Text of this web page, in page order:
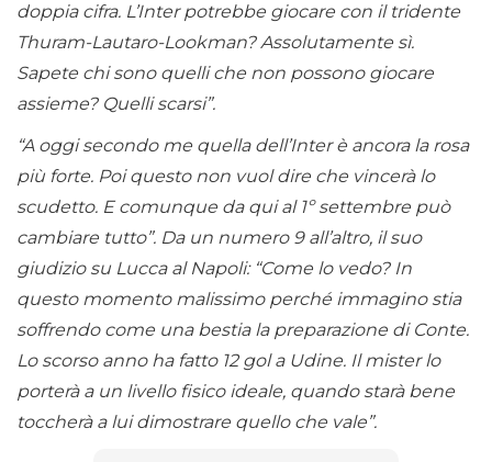
doppia cifra. L’Inter potrebbe giocare con il tridente
Thuram-Lautaro-Lookman? Assolutamente sì.
Sapete chi sono quelli che non possono giocare
assieme? Quelli scarsi”.
“A oggi secondo me quella dell’Inter è ancora la rosa
più forte. Poi questo non vuol dire che vincerà lo
scudetto. E comunque da qui al 1º settembre può
cambiare tutto”. Da un numero 9 all’altro, il suo
giudizio su Lucca al Napoli: “Come lo vedo? In
questo momento malissimo perché immagino stia
soffrendo come una bestia la preparazione di Conte.
Lo scorso anno ha fatto 12 gol a Udine. Il mister lo
porterà a un livello fisico ideale, quando starà bene
toccherà a lui dimostrare quello che vale”.